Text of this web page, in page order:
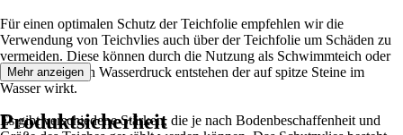
Für einen optimalen Schutz der Teichfolie empfehlen wir die
Verwendung von Teichvlies auch über der Teichfolie um Schäden zu
vermeiden. Diese können durch die Nutzung als Schwimmteich oder
durch den hohen Wasserdruck entstehen der auf spitze Steine im
Wasser wirkt.
Es gibt verschiedene Stärken, die je nach Bodenbeschaffenheit und
Mehr anzeigen
Produktsicherheit